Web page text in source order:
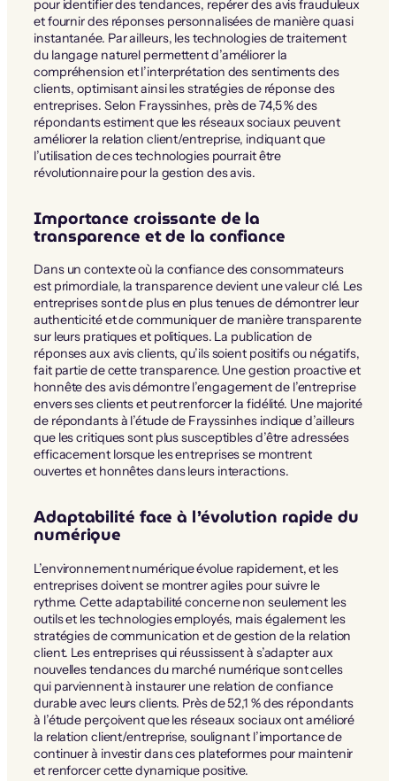
pour identifier des tendances, repérer des avis frauduleux
et fournir des réponses personnalisées de manière quasi
instantanée. Par ailleurs, les technologies de traitement
du langage naturel permettent d’améliorer la
compréhension et l’interprétation des sentiments des
clients, optimisant ainsi les stratégies de réponse des
entreprises. Selon Frayssinhes, près de 74,5 % des
répondants estiment que les réseaux sociaux peuvent
améliorer la relation client/entreprise, indiquant que
l’utilisation de ces technologies pourrait être
révolutionnaire pour la gestion des avis.
Importance croissante de la
transparence et de la confiance
Dans un contexte où la confiance des consommateurs
est primordiale, la transparence devient une valeur clé. Les
entreprises sont de plus en plus tenues de démontrer leur
authenticité et de communiquer de manière transparente
sur leurs pratiques et politiques. La publication de
réponses aux avis clients, qu’ils soient positifs ou négatifs,
fait partie de cette transparence. Une gestion proactive et
honnête des avis démontre l’engagement de l’entreprise
envers ses clients et peut renforcer la fidélité. Une majorité
de répondants à l’étude de Frayssinhes indique d’ailleurs
que les critiques sont plus susceptibles d’être adressées
efficacement lorsque les entreprises se montrent
ouvertes et honnêtes dans leurs interactions.
Adaptabilité face à l’évolution rapide du
numérique
L’environnement numérique évolue rapidement, et les
entreprises doivent se montrer agiles pour suivre le
rythme. Cette adaptabilité concerne non seulement les
outils et les technologies employés, mais également les
stratégies de communication et de gestion de la relation
client. Les entreprises qui réussissent à s’adapter aux
nouvelles tendances du marché numérique sont celles
qui parviennent à instaurer une relation de confiance
durable avec leurs clients. Près de 52,1 % des répondants
à l’étude perçoivent que les réseaux sociaux ont amélioré
la relation client/entreprise, soulignant l’importance de
continuer à investir dans ces plateformes pour maintenir
et renforcer cette dynamique positive.